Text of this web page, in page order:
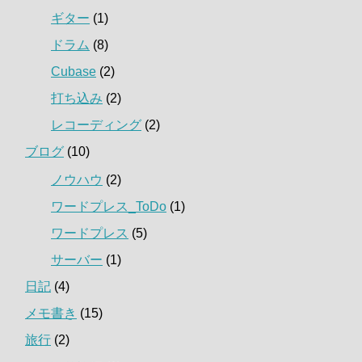
ギター (1)
ドラム (8)
Cubase (2)
打ち込み (2)
レコーディング (2)
ブログ (10)
ノウハウ (2)
ワードプレス_ToDo (1)
ワードプレス (5)
サーバー (1)
日記 (4)
メモ書き (15)
旅行 (2)